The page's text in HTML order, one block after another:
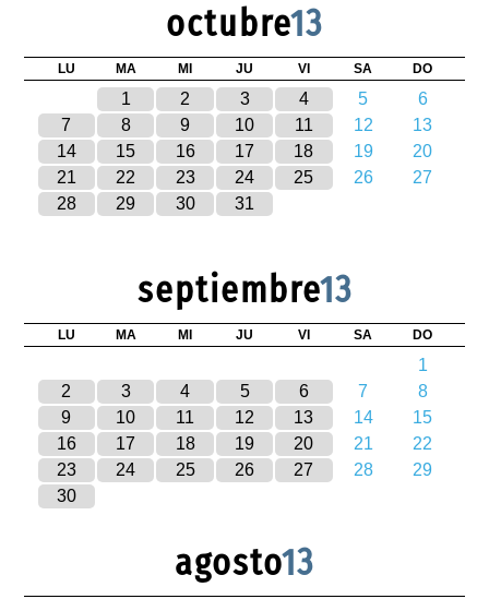
octubre13
LU MA MI JU VI SA DO
1 2 3 4 5
6
7
8 9 10 11 12
13
14
15 16 17 18 19
20
21
22 23 24 25 26
27
28
29 30 31
septiembre13
LU MA MI JU VI SA DO
1
2
3 4 5 6 7
8
9
10 11 12 13 14
15
16
17 18 19 20 21
22
23
24 25 26 27 28
29
30
agosto13